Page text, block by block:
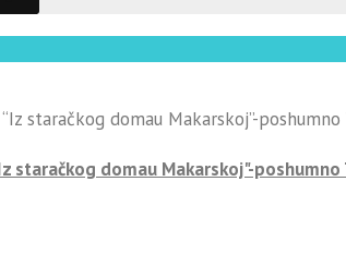
staračkog domau Makarskoj"-